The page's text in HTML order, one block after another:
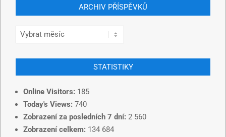
ARCHIV PŘÍSPĚVKŮ
STATISTIKY
Online Visitors: 185
Today's Views: 740
Zobrazení za posledních 7 dní: 2 560
Zobrazení celkem: 134 684